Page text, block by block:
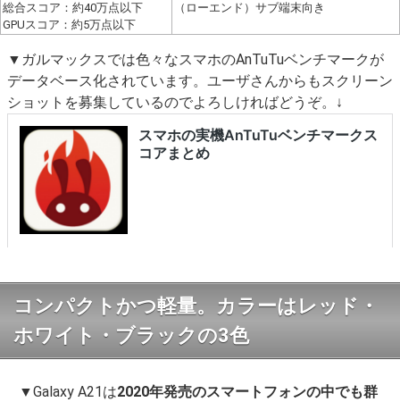
総合スコア：約40万点以下
GPUスコア：約5万点以下
（ローエンド）サブ端末向き
▼ガルマックスでは色々なスマホのAnTuTuベンチマークが
データベース化されています。ユーザさんからもスクリーン
ショットを募集しているのでよろしければどうぞ。↓
コンパクトかつ軽量。カラーはレッド・
ホワイト・ブラックの3色
▼Galaxy A21は2020年発売のスマートフォンの中でも群